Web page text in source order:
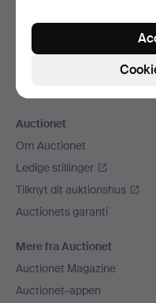
Alle auktionshuse
Sociale medier
Auctionet
Om Auctionet
Ledige stillinger
Tilknyt dit auktionshus
Auctionets garanti
Mere fra Auctionet
Auctionet Magazine
Auctionet-appen